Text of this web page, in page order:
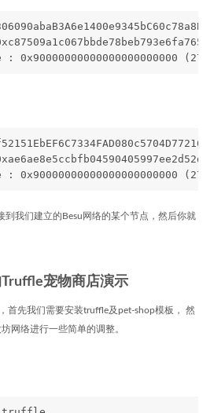
到我们建立的Besu网络的某个节点，然后你就
宠物商店演示
首先我们需要安装truffle及pet-shop模板， 然
网络进行一些简单的调整。